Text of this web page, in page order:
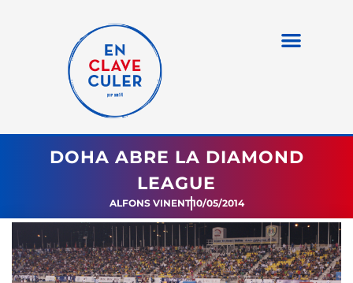
DOHA ABRE LA DIAMOND
LEAGUE
ALFONS VINENT10/05/2014